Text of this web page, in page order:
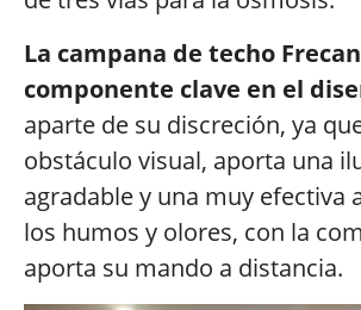
La campana de techo
componente clave en el
aparte de su discreción, ya
obstáculo visual, aporta una
agradable y una muy efectiva
los humos y olores, con la
aporta su mando a distancia.